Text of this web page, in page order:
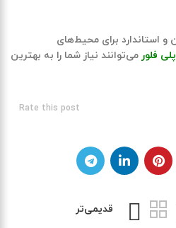
استاندارد برای محیط‌های
پلی فلور می‌توانند نیاز شما را به بهترین
Rate this post
قدیمی‌تر